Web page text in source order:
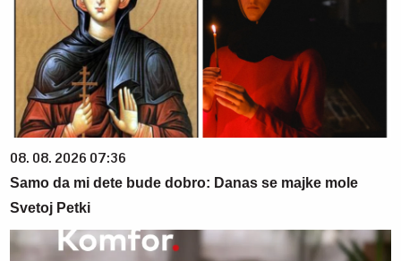
08. 08. 2026 07:36
Samo da mi dete bude dobro: Danas se majke mole
Svetoj Petki